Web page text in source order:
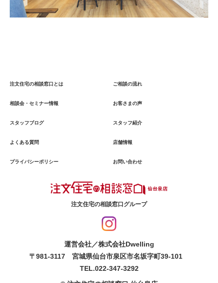
注文住宅の相談窓口とは ご相談の流れ
相談会・セミナー情報 お客さまの声
スタッフブログ スタッフ紹介
よくある質問 店舗情報
プライバシーポリシー お問い合わせ
注文住宅の相談窓口グループ
運営会社／株式会社Dwelling
〒981-3117 宮城県仙台市泉区市名坂字町39-101
TEL.022-347-3292